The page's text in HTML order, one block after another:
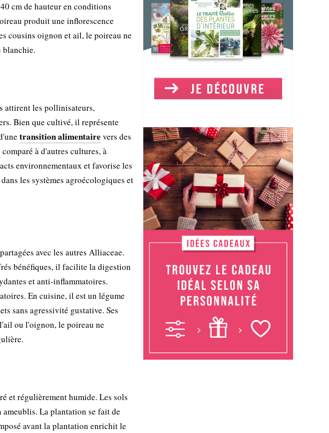
cm de hauteur en conditions
produit une inflorescence
cousins oignon et ail, le poireau ne
blanchie.
attirent les pollinisateurs,
Bien que cultivé, il représente
transition alimentaire vers des
comparé à d'autres cultures, à
environnementaux et favorise les
les systèmes agroécologiques et
avec les autres Alliaceae.
bénéfiques, il facilite la digestion
et anti-inflammatoires.
En cuisine, il est un légume
sans agressivité gustative. Ses
ou l'oignon, le poireau ne
et régulièrement humide. Les sols
La plantation se fait de
avant la plantation enrichit le